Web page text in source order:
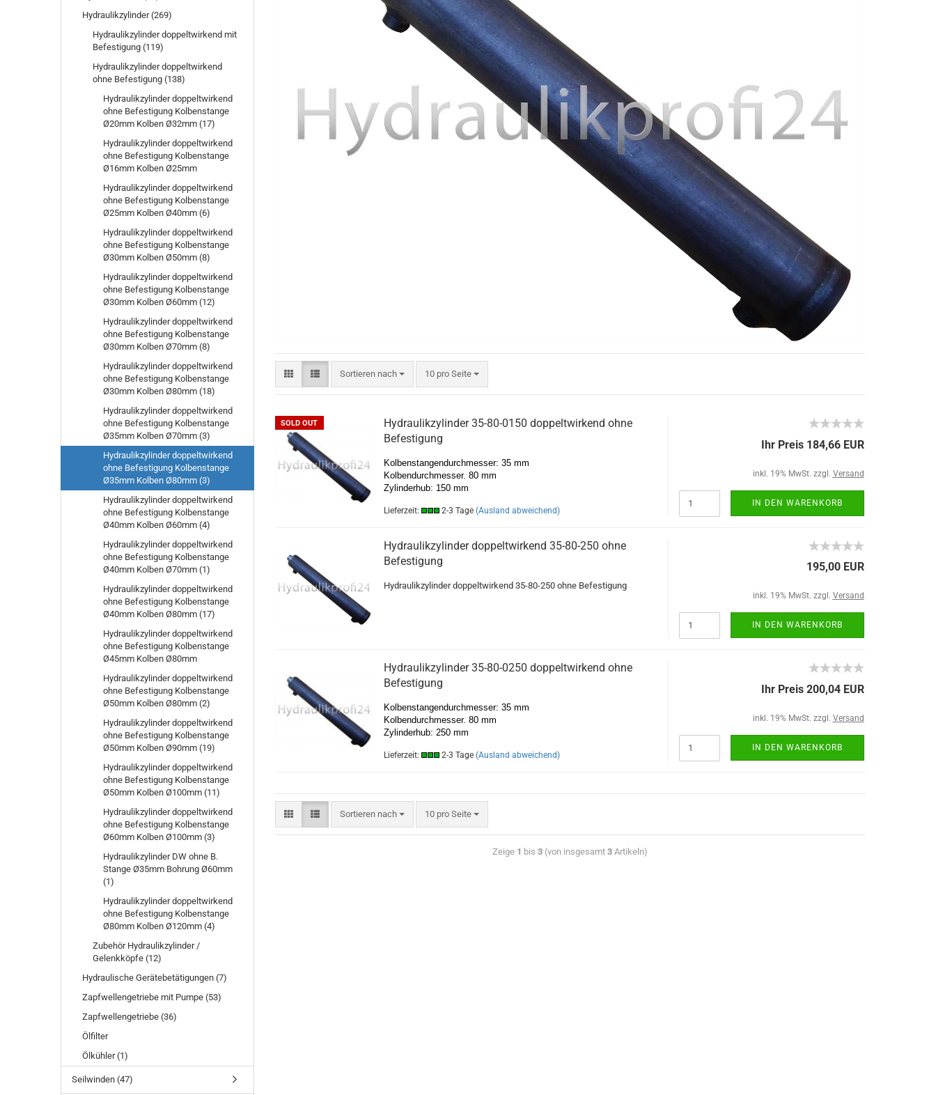
Sortieren nach 10 pro Seite
SOLD OUT
Hydraulikzylinder 35-80-0150 doppeltwirkend ohne
Befestigung
Kolbenstangendurchmesser: 35 mm
Kolbendurchmesser. 80 mm
Zylinderhub: 150 mm
Lieferzeit: 2-3 Tage (Ausland abweichend)
Ihr Preis 184,66 EUR
inkl. 19% MwSt. zzgl. Versand
IN DEN WARENKORB
Hydraulikzylinder doppeltwirkend 35-80-250 ohne
Befestigung
Hydraulikzylinder doppeltwirkend 35-80-250 ohne Befestigung
195,00 EUR
inkl. 19% MwSt. zzgl. Versand
IN DEN WARENKORB
Hydraulikzylinder 35-80-0250 doppeltwirkend ohne
Befestigung
Kolbenstangendurchmesser: 35 mm
Kolbendurchmesser. 80 mm
Zylinderhub: 250 mm
Lieferzeit: 2-3 Tage (Ausland abweichend)
Ihr Preis 200,04 EUR
inkl. 19% MwSt. zzgl. Versand
IN DEN WARENKORB
Sortieren nach 10 pro Seite
Zeige 1 bis 3(von insgesamt 3Artikeln)
Hydraulikzylinder (269)
Hydraulikzylinder doppeltwirkend mit
Befestigung (119)
Hydraulikzylinder doppeltwirkend
ohne Befestigung (138)
Hydraulikzylinder doppeltwirkend
ohne Befestigung Kolbenstange
Ø20mm Kolben Ø32mm (17)
Hydraulikzylinder doppeltwirkend
ohne Befestigung Kolbenstange
Ø16mm Kolben Ø25mm
Hydraulikzylinder doppeltwirkend
ohne Befestigung Kolbenstange
Ø25mm Kolben Ø40mm (6)
Hydraulikzylinder doppeltwirkend
ohne Befestigung Kolbenstange
Ø30mm Kolben Ø50mm (8)
Hydraulikzylinder doppeltwirkend
ohne Befestigung Kolbenstange
Ø30mm Kolben Ø60mm (12)
Hydraulikzylinder doppeltwirkend
ohne Befestigung Kolbenstange
Ø30mm Kolben Ø70mm (8)
Hydraulikzylinder doppeltwirkend
ohne Befestigung Kolbenstange
Ø30mm Kolben Ø80mm (18)
Hydraulikzylinder doppeltwirkend
ohne Befestigung Kolbenstange
Ø35mm Kolben Ø70mm (3)
Hydraulikzylinder doppeltwirkend
ohne Befestigung Kolbenstange
Ø35mm Kolben Ø80mm (3)
Hydraulikzylinder doppeltwirkend
ohne Befestigung Kolbenstange
Ø40mm Kolben Ø60mm (4)
Hydraulikzylinder doppeltwirkend
ohne Befestigung Kolbenstange
Ø40mm Kolben Ø70mm (1)
Hydraulikzylinder doppeltwirkend
ohne Befestigung Kolbenstange
Ø40mm Kolben Ø80mm (17)
Hydraulikzylinder doppeltwirkend
ohne Befestigung Kolbenstange
Ø45mm Kolben Ø80mm
Hydraulikzylinder doppeltwirkend
ohne Befestigung Kolbenstange
Ø50mm Kolben Ø80mm (2)
Hydraulikzylinder doppeltwirkend
ohne Befestigung Kolbenstange
Ø50mm Kolben Ø90mm (19)
Hydraulikzylinder doppeltwirkend
ohne Befestigung Kolbenstange
Ø50mm Kolben Ø100mm (11)
Hydraulikzylinder doppeltwirkend
ohne Befestigung Kolbenstange
Ø60mm Kolben Ø100mm (3)
Hydraulikzylinder DW ohne B.
Stange Ø35mm Bohrung Ø60mm
(1)
Hydraulikzylinder doppeltwirkend
ohne Befestigung Kolbenstange
Ø80mm Kolben Ø120mm (4)
Zubehör Hydraulikzylinder /
Gelenkköpfe (12)
Hydraulische Gerätebetätigungen (7)
Zapfwellengetriebe mit Pumpe (53)
Zapfwellengetriebe (36)
Ölfilter
Ölkühler (1)
Seilwinden (47)